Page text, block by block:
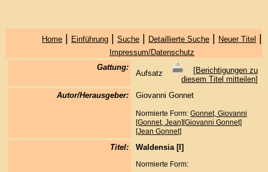
Home| Einführung| Suche| Detaillierte Suche| Neuer Titel |
Impressum/Datenschutz
Gattung:
Aufsatz [Berichtigungen zu
diesem Titel mitteilen]
Autor/Herausgeber:
Giovanni Gonnet
Normierte Form: Gonnet, Giovanni
[Gonnet, Jean][Giovanni Gonnet]
[Jean Gonnet]
Titel: Waldensia [I]
Normierte Form: